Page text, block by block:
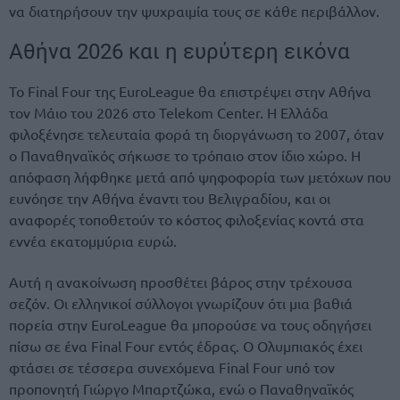
να διατηρήσουν την ψυχραιμία τους σε κάθε περιβάλλον.
Αθήνα 2026 και η ευρύτερη εικόνα
Το Final Four της EuroLeague θα επιστρέψει στην Αθήνα
τον Μάιο του 2026 στο Telekom Center. Η Ελλάδα
φιλοξένησε τελευταία φορά τη διοργάνωση το 2007, όταν
ο Παναθηναϊκός σήκωσε το τρόπαιο στον ίδιο χώρο. Η
απόφαση λήφθηκε μετά από ψηφοφορία των μετόχων που
ευνόησε την Αθήνα έναντι του Βελιγραδίου, και οι
αναφορές τοποθετούν το κόστος φιλοξενίας κοντά στα
εννέα εκατομμύρια ευρώ.
Αυτή η ανακοίνωση προσθέτει βάρος στην τρέχουσα
σεζόν. Οι ελληνικοί σύλλογοι γνωρίζουν ότι μια βαθιά
πορεία στην EuroLeague θα μπορούσε να τους οδηγήσει
πίσω σε ένα Final Four εντός έδρας. Ο Ολυμπιακός έχει
φτάσει σε τέσσερα συνεχόμενα Final Four υπό τον
προπονητή Γιώργο Μπαρτζώκα, ενώ ο Παναθηναϊκός